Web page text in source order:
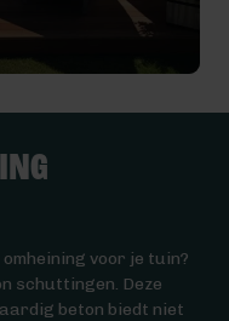
voor je tuin?
schuttingen. Deze
beton biedt niet